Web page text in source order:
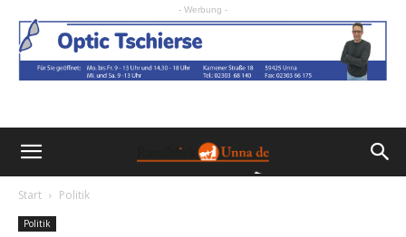
- Werbung -
Start Politik
Politik